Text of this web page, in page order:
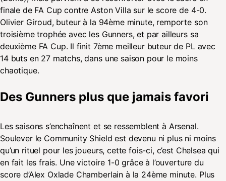
finale de FA Cup contre Aston Villa sur le score de 4-0.
Olivier Giroud, buteur à la 94ème minute, remporte son
troisième trophée avec les Gunners, et par ailleurs sa
deuxième FA Cup. Il finit 7ème meilleur buteur de PL avec
14 buts en 27 matchs, dans une saison pour le moins
chaotique.
Des Gunners plus que jamais favori
Les saisons s’enchaînent et se ressemblent à Arsenal.
Soulever le Community Shield est devenu ni plus ni moins
qu’un rituel pour les joueurs, cette fois-ci, c’est Chelsea qui
en fait les frais. Une victoire 1-0 grâce à l’ouverture du
score d’Alex Oxlade Chamberlain à la 24ème minute. Plus